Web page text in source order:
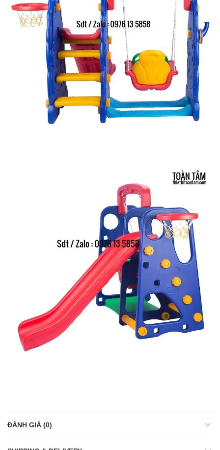
ĐÁNH GIÁ (0)